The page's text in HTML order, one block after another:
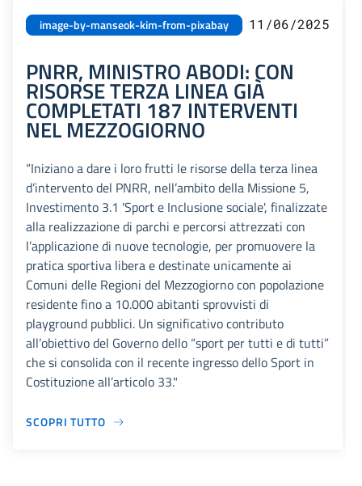
image-by-manseok-kim-from-pixabay 11/06/2025
PNRR, MINISTRO ABODI: CON
RISORSE TERZA LINEA GIÀ
COMPLETATI 187 INTERVENTI
NEL MEZZOGIORNO
“Iniziano a dare i loro frutti le risorse della terza linea
d’intervento del PNRR, nell’ambito della Missione 5,
Investimento 3.1 'Sport e Inclusione sociale', finalizzate
alla realizzazione di parchi e percorsi attrezzati con
l’applicazione di nuove tecnologie, per promuovere la
pratica sportiva libera e destinate unicamente ai
Comuni delle Regioni del Mezzogiorno con popolazione
residente fino a 10.000 abitanti sprovvisti di
playground pubblici. Un significativo contributo
all’obiettivo del Governo dello “sport per tutti e di tutti”
che si consolida con il recente ingresso dello Sport in
Costituzione all’articolo 33."
SCOPRI TUTTO